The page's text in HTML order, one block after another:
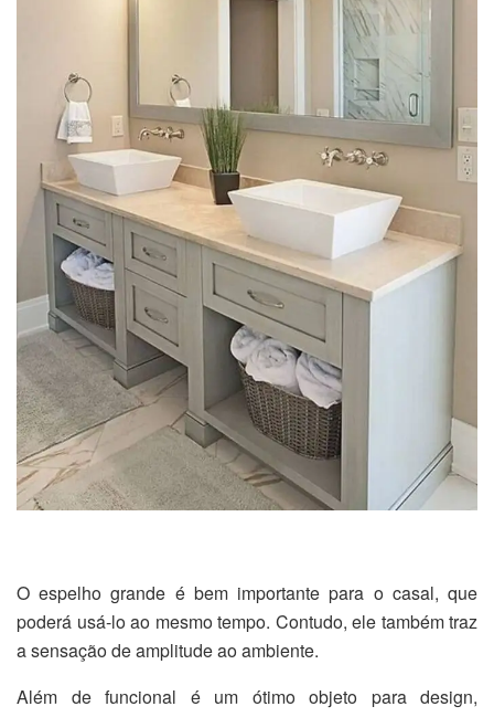
O espelho grande é bem importante para o casal, que
poderá usá-lo ao mesmo tempo. Contudo, ele também traz
a sensação de amplitude ao ambiente.
Além de funcional é um ótimo objeto para design,